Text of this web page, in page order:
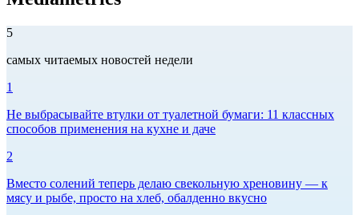
5
самых читаемых новостей недели
1
Не выбрасывайте втулки от туалетной бумаги: 11 классных
способов применения на кухне и даче
2
Вместо солений теперь делаю свекольную хреновину — к
мясу и рыбе, просто на хлеб, обалденно вкусно